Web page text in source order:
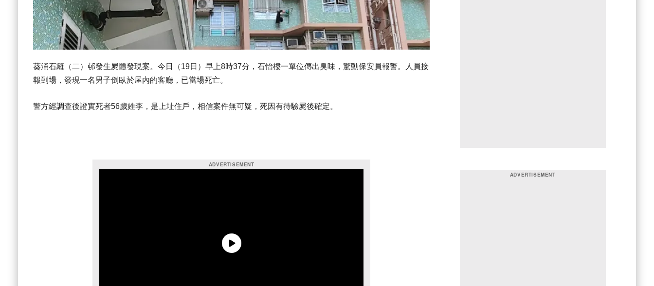
葵涌石籬（二）邨發生屍體發現案。今日（19日）早上8時37分，石怡樓一單位傳出臭味，驚動保安員報警。人員接
報到場，發現一名男子倒臥於屋內的客廳，已當場死亡。
警方經調查後證實死者56歲姓李，是上址住戶，相信案件無可疑，死因有待驗屍後確定。